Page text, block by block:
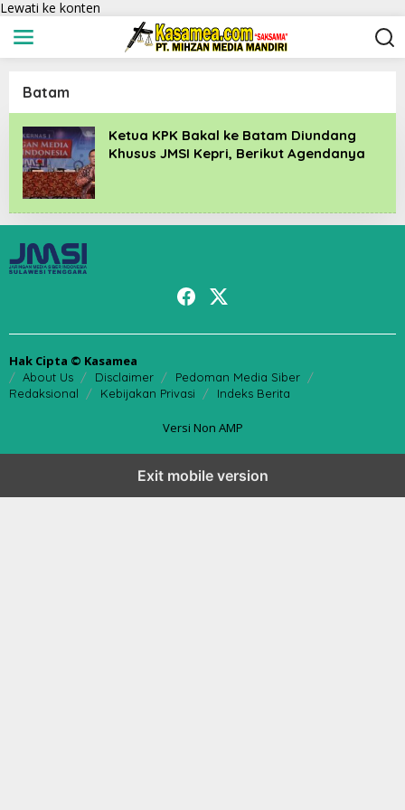
Lewati ke konten
Batam
Ketua KPK Bakal ke Batam Diundang
Khusus JMSI Kepri, Berikut Agendanya
Hak Cipta © Kasamea
About Us Disclaimer
Pedoman Media Siber
Redaksional
Kebijakan Privasi Indeks Berita
Versi Non AMP
Exit mobile version